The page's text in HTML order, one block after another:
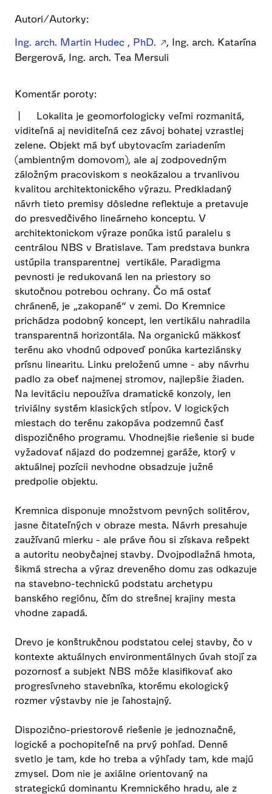
Autori/Autorky:
Ing. arch. Martin Hudec , PhD.
, Ing. arch. Katarína
Bergerová, Ing. arch. Tea Mersuli
Komentár poroty:
⼁ Lokalita je geomorfologicky veľmi rozmanitá,
viditeľná aj neviditeľná cez závoj bohatej vzrastlej
zelene. Objekt má byť ubytovacím zariadením
(ambientným domovom), ale aj zodpovedným
záložným pracoviskom s neokázalou a trvanlivou
kvalitou architektonického výrazu. Predkladaný
návrh tieto premisy dôsledne reflektuje a pretavuje
do presvedčivého lineárneho konceptu. V
architektonickom výraze ponúka istú paralelu s
centrálou NBS v Bratislave. Tam predstava bunkra
ustúpila transparentnej vertikále. Paradigma
pevnosti je redukovaná len na priestory so
skutočnou potrebou ochrany. Čo má ostať
chránené, je „zakopané“ v zemi. Do Kremnice
prichádza podobný koncept, len vertikálu nahradila
transparentná horizontála. Na organickú mäkkosť
terénu ako vhodnú odpoveď ponúka karteziánsky
prísnu linearitu. Linku preloženú umne - aby návrhu
padlo za obeť najmenej stromov, najlepšie žiaden.
Na levitáciu nepoužíva dramatické konzoly, len
triviálny systém klasických stĺpov. V logických
miestach do terénu zakopáva podzemnú časť
dispozičného programu. Vhodnejšie riešenie si bude
vyžadovať nájazd do podzemnej garáže, ktorý v
aktuálnej pozícii nevhodne obsadzuje južné
predpolie objektu.
Kremnica disponuje množstvom pevných solitérov,
jasne čitateľných v obraze mesta. Návrh presahuje
zaužívanú mierku - ale práve ňou si získava rešpekt
a autoritu neobyčajnej stavby. Dvojpodlažná hmota,
šikmá strecha a výraz dreveného domu zas odkazuje
na stavebno-technickú podstatu archetypu
banského regiónu, čím do strešnej krajiny mesta
vhodne zapadá.
Drevo je konštrukčnou podstatou celej stavby, čo v
kontexte aktuálnych environmentálnych úvah stojí za
pozornosť a subjekt NBS môže klasifikovať ako
progresívneho stavebníka, ktorému ekologický
rozmer výstavby nie je ľahostajný.
Dispozično-priestorové riešenie je jednoznačné,
logické a pochopiteľné na prvý pohľad. Denné
svetlo je tam, kde ho treba a výhľady tam, kde majú
zmysel. Dom nie je axiálne orientovaný na
strategickú dominantu Kremnického hradu, ale z